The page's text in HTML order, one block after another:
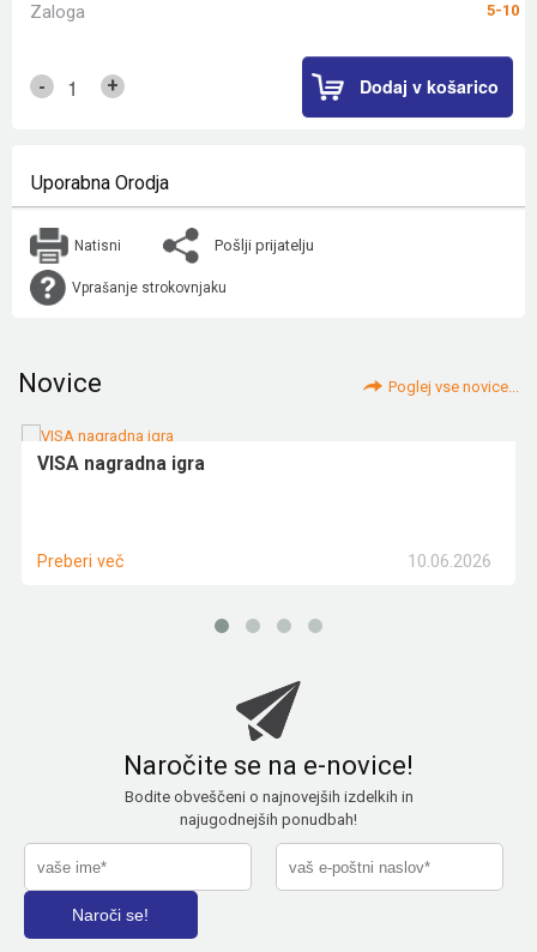
Zaloga 5-10
- + Dodaj v košarico
Uporabna Orodja
Natisni Pošlji prijatelju
Vprašanje strokovnjaku
Novice Poglej vse novice...
VISA nagradna igra
10.06.2026
Preberi več
Naročite se na e-novice!
Bodite obveščeni o najnovejših izdelkih in
najugodnejših ponudbah!